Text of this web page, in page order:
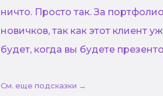
ничто. Просто так. За
новичков, так как этот клиент
будет, когда вы будете
См. еще подсказки →